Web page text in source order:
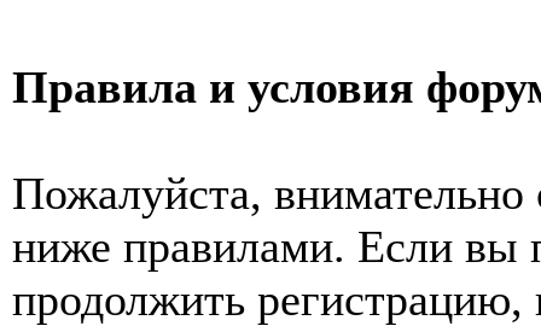
Правила и условия
Пожалуйста, внимательно
ниже правилами. Если вы
продолжить